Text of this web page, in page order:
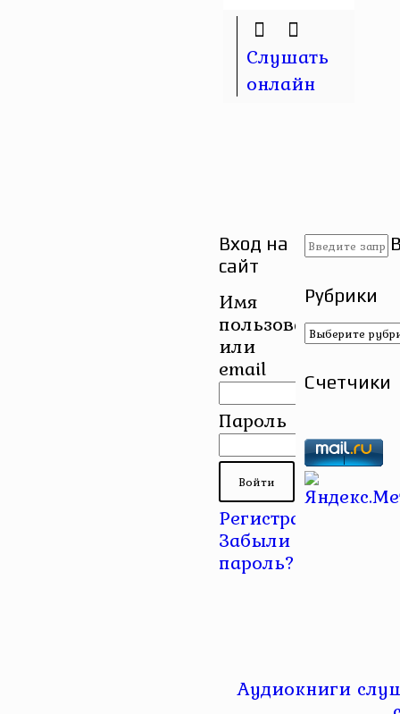
Слушать
онлайн
Вход на
сайт
Имя
пользователя
или
email
Пароль
Регистрация
Забыли
пароль?
Рубрики
Рубрики
Счетчики
Аудиокниги